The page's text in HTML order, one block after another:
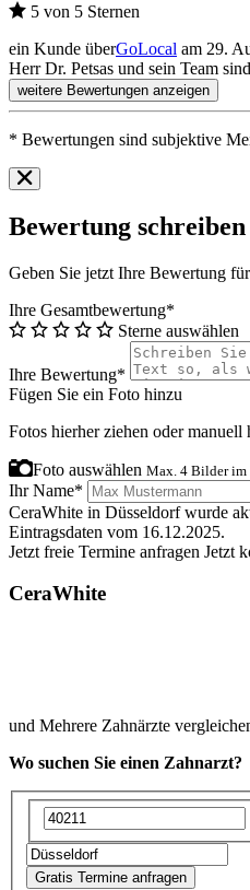
5 von 5 Sternen
ein Kunde überGoLocal am 29.
Herr Dr. Petsas und sein Team
weitere Bewertungen anzeigen
* Bewertungen sind subjektive
Bewertung schreiben
Geben Sie jetzt Ihre Bewertung
Ihre Gesamtbewertung*
Sterne auswählen
Ihre Bewertung*
Fügen Sie ein Foto hinzu
Fotos hierher ziehen odermanuell
Foto auswählen Max. 4 Bilder im
Ihr Name*
CeraWhite in Düsseldorf wurde
Eintragsdaten vom 16.12.2025.
Jetzt freie Termine anfragen Jetzt
CeraWhite
und Mehrere Zahnärzte
Wo suchen Sie einen Zahnarzt?
Gratis Termine anfragen